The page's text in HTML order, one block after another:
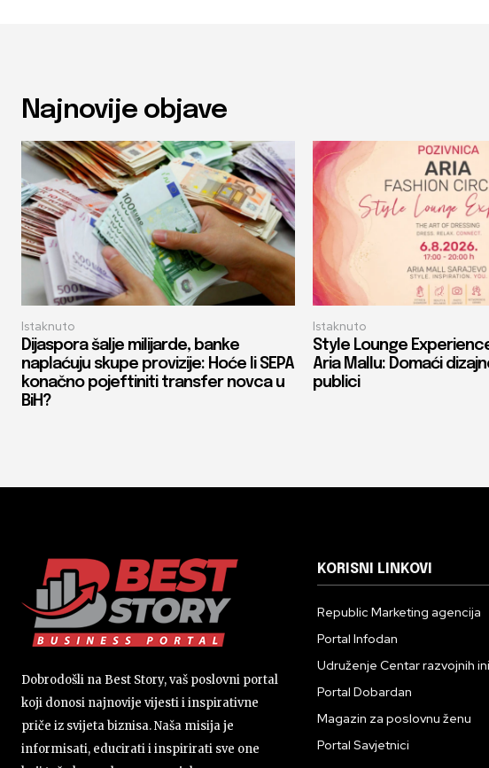
Najnovije objave
Istaknuto
Dijaspora šalje milijarde, banke
naplaćuju skupe provizije: Hoće li SEPA
konačno pojeftiniti transfer novca u
BiH?
Istaknuto
Style Lounge
Aria Mallu: Domaći
publici
Dobrodošli na Best Story, vaš poslovni portal
koji donosi najnovije vijesti i inspirativne
priče iz svijeta biznisa. Naša misija je
informisati, educirati i inspirirati sve one
KORISNI LINKOVI
Republic Marketing agencija
Portal Infodan
Udruženje Centar razvojnih
Portal Dobardan
Magazin za poslovnu ženu
Portal Savjetnici